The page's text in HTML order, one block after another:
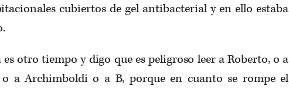
cubiertos de gel antibacterial y en ello estaba
es otro tiempo y digo que es peligroso leer a Roberto, o a
a Archimboldi o a B, porque en cuanto se rompe el